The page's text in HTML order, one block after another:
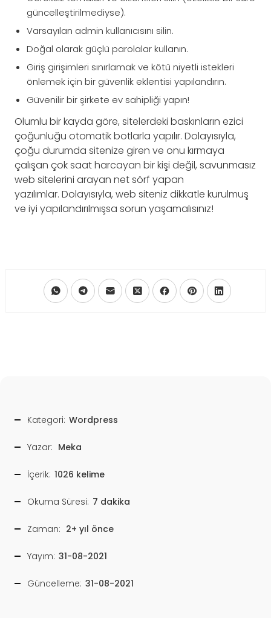
güncelleştirilmediyse).
Varsayılan admin kullanıcısını silin.
Doğal olarak güçlü parolalar kullanın.
Giriş girişimleri sınırlamak ve kötü niyetli istekleri
önlemek için bir güvenlik eklentisi yapılandırın.
Güvenilir bir şirkete ev sahipliği yapın!
Olumlu bir kayda göre, sitelerdeki baskınların ezici
çoğunluğu otomatik botlarla yapılır. Dolayısıyla,
çoğu durumda sitenize giren ve onu kırmaya
çalışan çok saat harcayan bir kişi değil, savunmasız
web sitelerini arayan net sörf yapan
yazılımlar. Dolayısıyla, web siteniz dikkatle kurulmuş
ve iyi yapılandırılmışsa sorun yaşamalısınız!
Kategori: Wordpress
Yazar: Meka
İçerik: 1026 kelime
Okuma Süresi: 7 dakika
Zaman: 2+ yıl önce
Yayım: 31-08-2021
Güncelleme: 31-08-2021